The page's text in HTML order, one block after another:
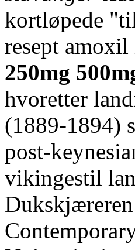
kortløpede
resept
250mg
hvoretter
(1889-1894)
post-
vikingestil